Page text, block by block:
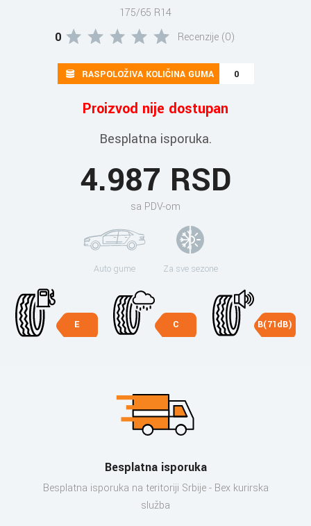
175/65 R14
0 Recenzije (0)
RASPOLOŽIVA KOLIČINA GUMA 0
Proizvod nije dostupan
Besplatna isporuka.
4.987 RSD
sa PDV-om
Auto gume Za sve sezone
E C B(71dB)
Besplatna isporuka
Besplatna isporuka na teritoriji Srbije - Bex kurirska
služba